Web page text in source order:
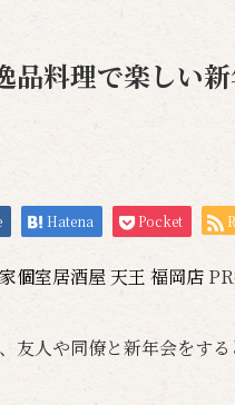
品料理で楽しい
Hatena Pocket
個室居酒屋 天王 福岡店
友人や同僚と新年会をする